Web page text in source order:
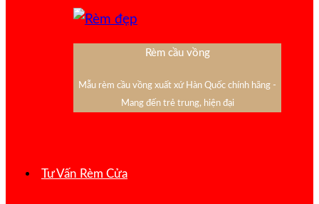
Rèm cầu vồng
Mẫu rèm cầu vồng xuất xứ Hàn Quốc chính hãng -
Mang đến trẻ trung, hiện đại
Tư Vấn Rèm Cửa